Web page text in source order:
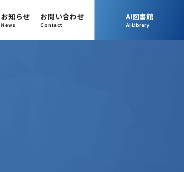
News
お知らせ
Contact
お問い合わせ
AI Library
AI図書館